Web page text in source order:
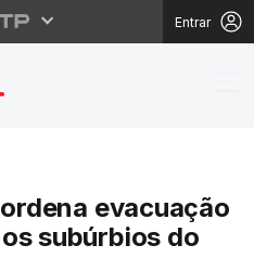
Entrar
evacuação
subúrbios do